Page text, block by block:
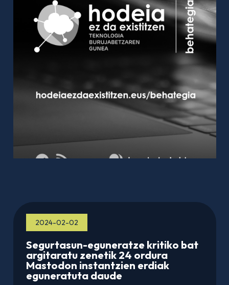
2024-02-02
Segurtasun-eguneratze kritiko bat
argitaratu zenetik 24 ordura
Mastodon instantzien erdiak
eguneratuta daude